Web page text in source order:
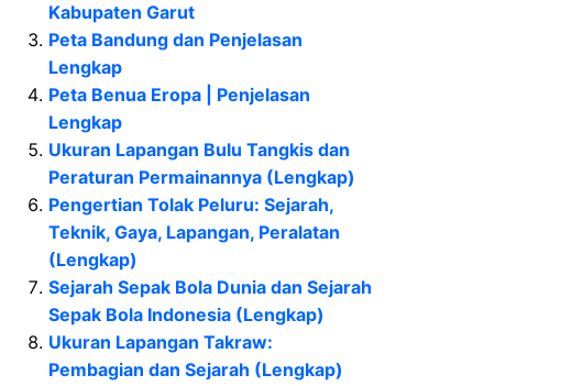
Kabupaten Garut
Peta Bandung dan Penjelasan
Lengkap
Peta Benua Eropa | Penjelasan
Lengkap
Ukuran Lapangan Bulu Tangkis dan
Peraturan Permainannya (Lengkap)
Pengertian Tolak Peluru: Sejarah,
Teknik, Gaya, Lapangan, Peralatan
(Lengkap)
Sejarah Sepak Bola Dunia dan Sejarah
Sepak Bola Indonesia (Lengkap)
Ukuran Lapangan Takraw:
Pembagian dan Sejarah (Lengkap)